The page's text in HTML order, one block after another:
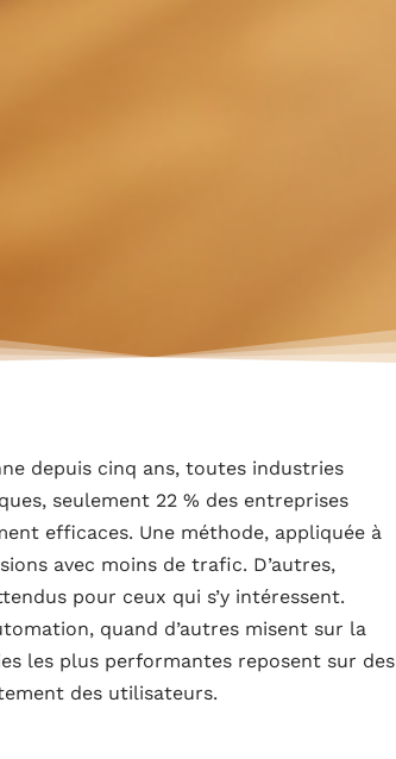
depuis cinq ans, toutes industries
seulement 22 % des entreprises
efficaces. Une méthode, appliquée à
avec moins de trafic. D’autres,
pour ceux qui s’y intéressent.
quand d’autres misent sur la
les plus performantes reposent sur des
des utilisateurs.